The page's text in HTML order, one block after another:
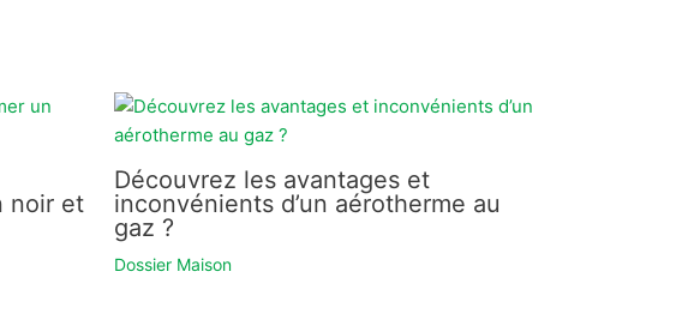
noir et
Découvrez les avantages et
inconvénients d’un aérotherme au
gaz ?
Dossier Maison